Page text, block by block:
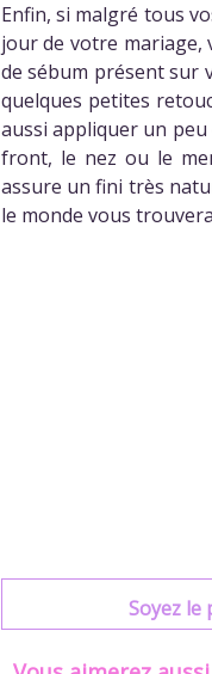
Enfin, si malgré tous
jour de votre mariage,
de sébum présent sur
quelques petites
aussi appliquer un
front, le nez ou le
assure un fini très
le monde vous
Soyez le